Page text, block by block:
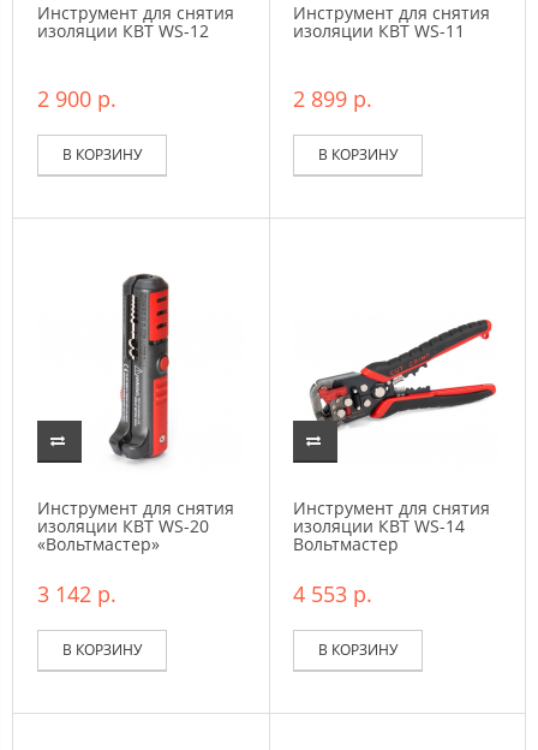
Инструмент для снятия
изоляции КВТ WS-12
2 900 р.
В КОРЗИНУ
Инструмент для снятия
изоляции КВТ WS-11
2 899 р.
В КОРЗИНУ
Инструмент для снятия
изоляции КВТ WS-20
«Вольтмастер»
3 142 р.
В КОРЗИНУ
Инструмент для снятия
изоляции КВТ WS-14
Вольтмастер
4 553 р.
В КОРЗИНУ